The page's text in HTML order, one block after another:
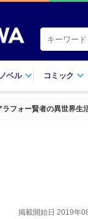
ベル コミック
ラフォー賢者の異世界
掲載開始日 2019年